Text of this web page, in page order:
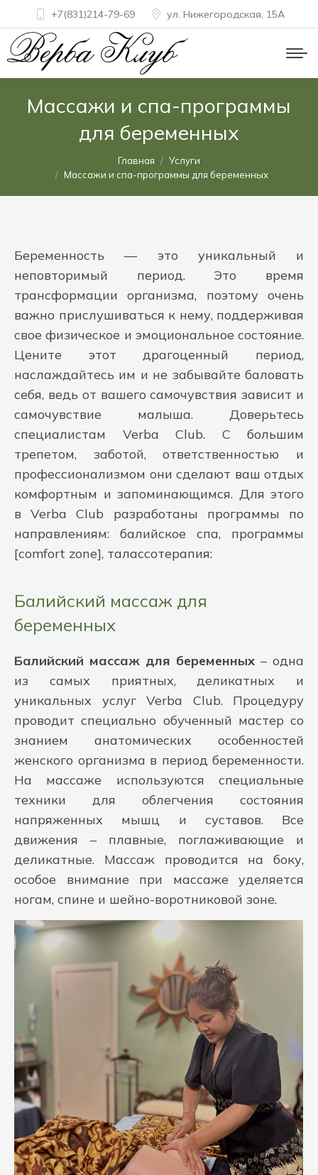
+7(831)214-79-69 ул. Нижегородская, 15A
Массажи и спа-программы
для беременных
Главная
Услуги
Массажи и спа-программы для беременных
Беременность — это уникальный и
неповторимый период. Это время
трансформации организма, поэтому очень
важно прислушиваться к нему, поддерживая
свое физическое и эмоциональное состояние.
Цените этот драгоценный период,
наслаждайтесь им и не забывайте баловать
себя, ведь от вашего самочувствия зависит и
самочувствие малыша. Доверьтесь
специалистам Verba Club. С большим
трепетом, заботой, ответственностью и
профессионализмом они сделают ваш отдых
комфортным и запоминающимся. Для этого
в Verba Club разработаны программы по
направлениям: балийское спа, программы
[comfort zone], талассотерапия:
Балийский массаж для
беременных
Балийский массаж для беременных – одна
из самых приятных, деликатных и
уникальных услуг Verba Club. Процедуру
проводит специально обученный мастер со
знанием анатомических особенностей
женского организма в период беременности.
На массаже используются специальные
техники для облегчения состояния
напряженных мышц и суставов. Все
движения – плавные, поглаживающие и
деликатные. Массаж проводится на боку,
особое внимание при массаже уделяется
ногам, спине и шейно-воротниковой зоне.